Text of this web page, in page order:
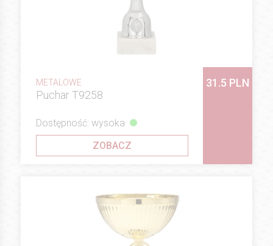
METALOWE
Puchar T9258
31.5 PLN
Dostępność: wysoka
ZOBACZ